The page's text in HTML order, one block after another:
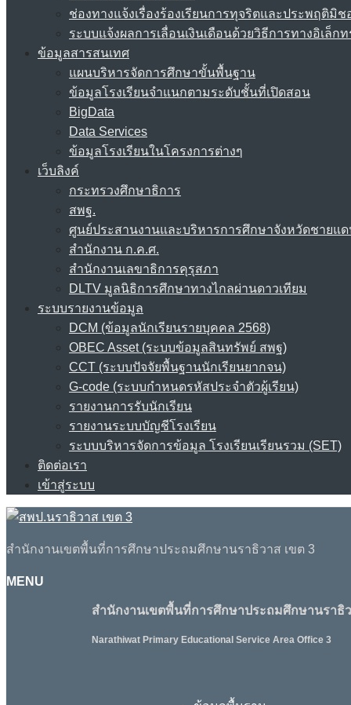
ช่องทางแจ้งเรื่องร้องเรียนการทุจริตและประพฤติมิช
ระบบแจ้งผลการเลื่อนเงินเดือนด้วยวิธีการทางอิเล็ก
ข้อมูลสารสนเทศ
แผนบริหารจัดการศึกษาขั้นพื้นฐาน
ข้อมูลโรงเรียนจำแนกตามระดับชั้นที่เปิดสอน
BigData
Data Services
ข้อมูลโรงเรียนในโครงการต่างๆ
เว็บลิงค์
กระทรวงศึกษาธิการ
สพฐ.
ศูนย์ประสานงานและบริหารการศึกษาจังหวัดชายแ
สำนักงาน ก.ค.ศ.
สำนักงานเลขาธิการคุรุสภา
DLTV มูลนิธิการศึกษาทางไกลผ่านดาวเทียม
ระบบรายงานข้อมูล
DCM (ข้อมูลนักเรียนรายบุคคล 2568)
OBEC Asset (ระบบข้อมูลสินทรัพย์ สพฐ)
CCT (ระบบปัจจัยพื้นฐานนักเรียนยากจน)
G-code (ระบบกำหนดรหัสประจำตัวผู้เรียน)
รายงานการรับนักเรียน
รายงานระบบบัญชีโรงเรียน
ระบบบริหารจัดการข้อมูล โรงเรียนเรียนรวม (SET)
ติดต่อเรา
เข้าสู่ระบบ
สำนักงานเขตพื้นที่การศึกษาประถมศึกษานราธิวาส เขต 3
MENU
สำนักงานเขตพื้นที่การศึกษาประถมศึกษานราธิว
Narathiwat Primary Educational Service Area Office 3